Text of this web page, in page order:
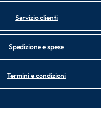
Servizio clienti
Spedizione e spese
Termini e condizioni